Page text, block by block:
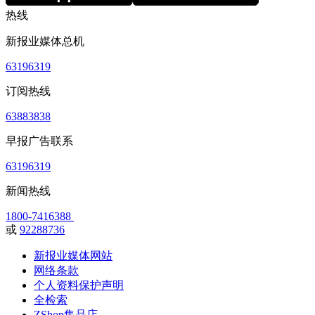
热线
新报业媒体总机
63196319
订阅热线
63883838
早报广告联系
63196319
新闻热线
1800-7416388
或 92288736
新报业媒体网站
网络条款
个人资料保护声明
全检索